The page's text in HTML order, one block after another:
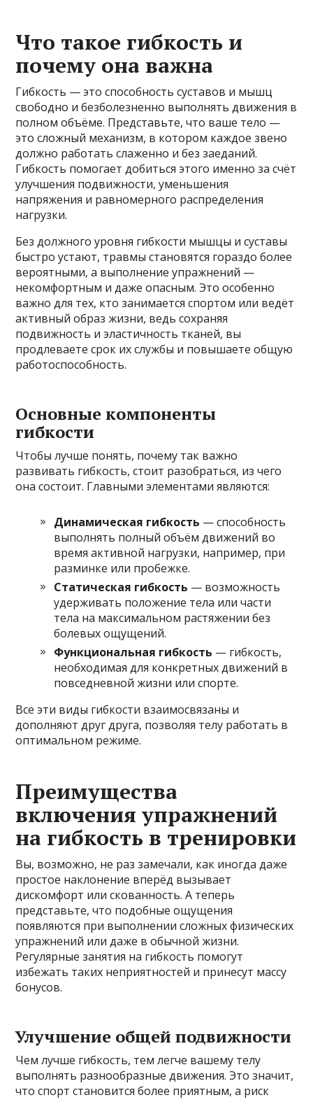
Что такое гибкость и
почему она важна
Гибкость — это способность суставов и мышц
свободно и безболезненно выполнять движения в
полном объёме. Представьте, что ваше тело —
это сложный механизм, в котором каждое звено
должно работать слаженно и без заеданий.
Гибкость помогает добиться этого именно за счёт
улучшения подвижности, уменьшения
напряжения и равномерного распределения
нагрузки.
Без должного уровня гибкости мышцы и суставы
быстро устают, травмы становятся гораздо более
вероятными, а выполнение упражнений —
некомфортным и даже опасным. Это особенно
важно для тех, кто занимается спортом или ведёт
активный образ жизни, ведь сохраняя
подвижность и эластичность тканей, вы
продлеваете срок их службы и повышаете общую
работоспособность.
Основные компоненты
гибкости
Чтобы лучше понять, почему так важно
развивать гибкость, стоит разобраться, из чего
она состоит. Главными элементами являются:
Динамическая гибкость — способность
выполнять полный объём движений во
время активной нагрузки, например, при
разминке или пробежке.
Статическая гибкость — возможность
удерживать положение тела или части
тела на максимальном растяжении без
болевых ощущений.
Функциональная гибкость — гибкость,
необходимая для конкретных движений в
повседневной жизни или спорте.
Все эти виды гибкости взаимосвязаны и
дополняют друг друга, позволяя телу работать в
оптимальном режиме.
Преимущества
включения упражнений
на гибкость в тренировки
Вы, возможно, не раз замечали, как иногда даже
простое наклонение вперёд вызывает
дискомфорт или скованность. А теперь
представьте, что подобные ощущения
появляются при выполнении сложных физических
упражнений или даже в обычной жизни.
Регулярные занятия на гибкость помогут
избежать таких неприятностей и принесут массу
бонусов.
Улучшение общей подвижности
Чем лучше гибкость, тем легче вашему телу
выполнять разнообразные движения. Это значит,
что спорт становится более приятным, а риск